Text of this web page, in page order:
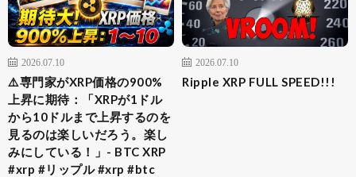
2026.07.10
⚠️専門家がXRP価格の900%
上昇に期待：「XRPが1ドル
から10ドルまで上昇するのを
見るのは楽しいだろう。楽し
みにしている！」- BTC XRP
#xrp #リップル #xrp #btc
2026.07.10
Ripple XRP FULL SPEED!!!